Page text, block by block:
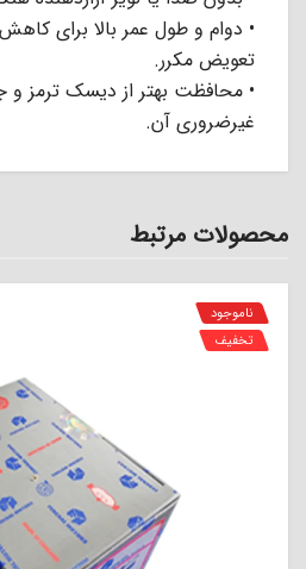
• دوام و طول عمر بالا برای
تعویض مکرر.
• محافظت بهتر از دیسک ترمز و
غیرضروری آن.
محصولات مرتبط
ناموجود
تخفیف